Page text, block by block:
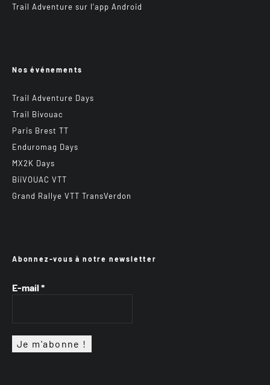
Trail Adventure sur l’app Android
Nos événements
Trail Adventure Days
Trail Bivouac
Paris Brest TT
Enduromag Days
MX2K Days
BiiVOUAC VTT
Grand Rallye VTT TransVerdon
Abonnez-vous à notre newsletter
E-mail *